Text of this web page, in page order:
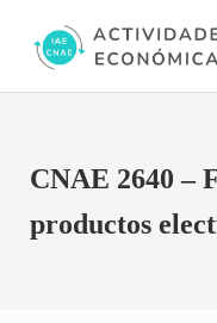
Actividades
CNAE 2640 –
productos